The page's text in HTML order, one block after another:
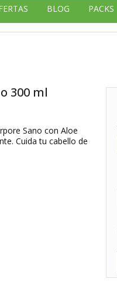
BLOG PACKS
300 ml
Sano con Aloe
Cuida tu cabello de